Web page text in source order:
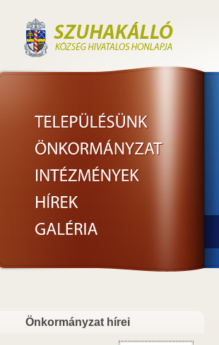
Önkormányzat hírei